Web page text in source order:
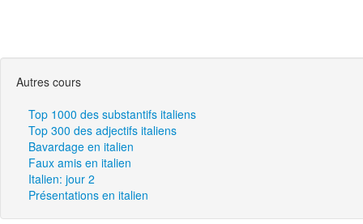
Autres cours
Top 1000 des substantifs italiens
Top 300 des adjectifs italiens
Bavardage en italien
Faux amis en italien
Italien: jour 2
Présentations en italien